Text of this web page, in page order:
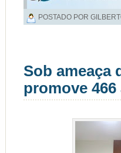
POSTADO POR
Sob ameaça
promove